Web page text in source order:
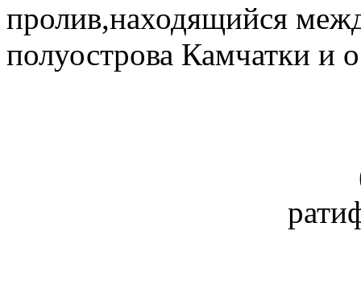
пролив,находящийся
полуострова Камчатки